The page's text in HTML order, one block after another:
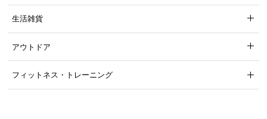
生活雑貨
アウトドア
フィットネス・トレーニング